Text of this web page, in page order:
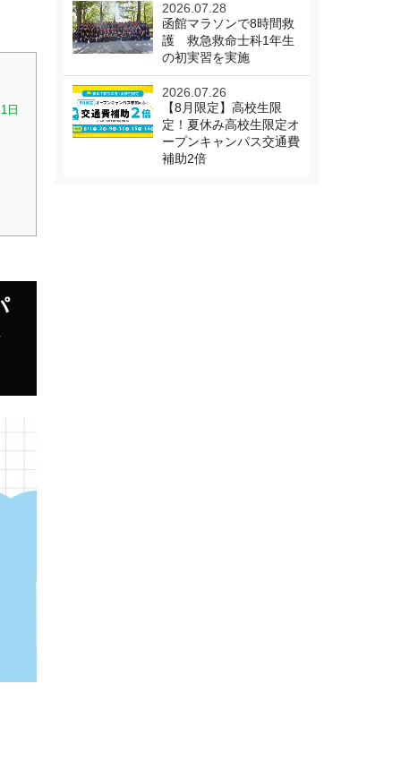
日
2026.07.28
函館マラソンで8時間救
護 救急救命士科1年生
の初実習を実施
2026.07.26
【8月限定】高校生限
定！夏休み高校生限定オ
ープンキャンパス交通費
補助2倍